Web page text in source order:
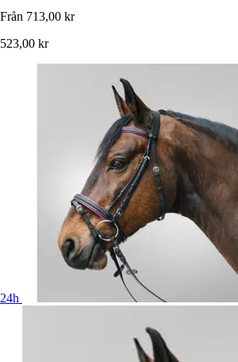
Från 713,00 kr
523,00 kr
24h